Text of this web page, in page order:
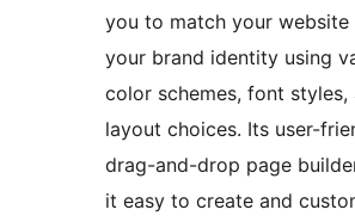
you to match your website
your brand identity using
color schemes, font styles,
layout choices. Its user-
drag-and-drop page
it easy to create and